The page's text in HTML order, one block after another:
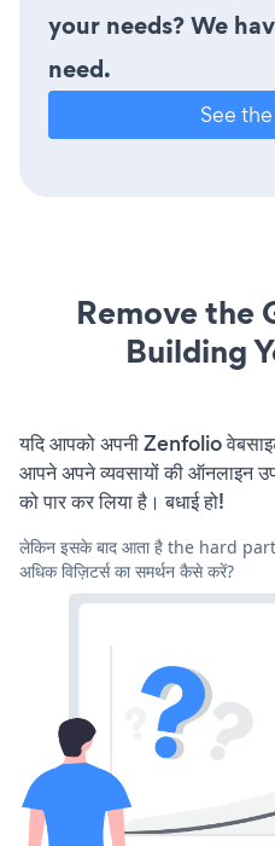
your needs? We
need.
See
Remove the
Building
यदि आपको अपनी Zenfolio
आपने अपने व्यवसायों की ऑनलाइन
को पार कर लिया है। बधाई हो!
लेकिन इसके बाद आता है the hard
अधिक विज़िटर्स का समर्थन कैसे करें?